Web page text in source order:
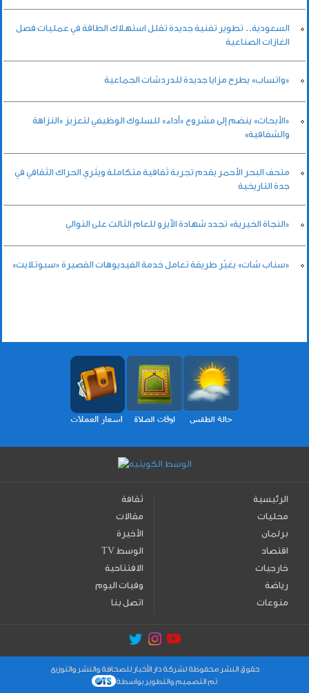
السعودية.. تطوير تقنية جديدة تقلل استهلاك الطاقة في عمليات فصل
الغازات الصناعية
«واتساب» يطرح مزايا جديدة للدردشات الجماعية
«الأبحاث» ينضم إلى مشروع «أداء» للسلوك الوظيفي لتعزيز «النزاهة
والشفافية»
متحف البحر الأحمر يقدم تجربة ثقافية متكاملة ويثري الحراك الثقافي في
جدة التاريخية
«النجاة الخيرية» تجدد شهادة الآيزو للعام الثالث على التوالي
«سناب شات» يغيّر طريقة تعامل خدمة الفيديوهات القصيرة «سبوتلايت»
الرئيسية
محليات
برلمان
اقتصاد
خارجيات
رياضة
منوعات
ثقافة
مقالات
الأخيرة
TV الوسط
الافتتاحية
وفيات اليوم
اتصل بنا
حقوق النشر محفوظة لشركة دار الأخبار للصحافة والنشر والتوزيع
تم التصميم والتطوير بواسطة